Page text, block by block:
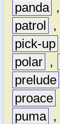
panda ,
patrol
,
pick-up
polar ,
prelude
proace
puma ,